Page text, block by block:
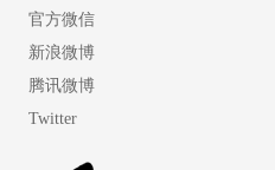
官方微信
新浪微博
腾讯微博
Twitter